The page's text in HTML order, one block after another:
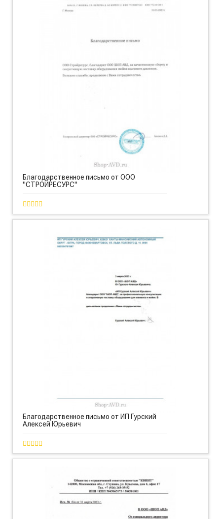
Благодарственное письмо от ООО
"СТРОЙРЕСУРС"
Благодарственное письмо от ИП Гурский
Алексей Юрьевич